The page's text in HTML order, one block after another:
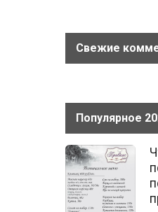
Свежие
Популярное